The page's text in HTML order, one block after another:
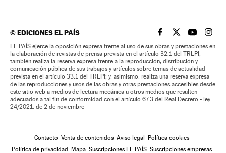
©EDICIONES EL PAÍS EL PAÍS BRASIL EN
EL PAÍSEL PAÍS
EL
EL PAÍS ejerce la oposición expresa frente al uso de sus obras y prestaciones en
la elaboración de revistas de prensa prevista en el artículo 32.1 del TRLPI;
también realiza la reserva expresa frente a la reproducción, distribución y
comunicación pública de sus trabajos y artículos sobre temas de actualidad
prevista en el artículo 33.1 del TRLPI; y, asimismo, realiza una reserva expresa
de las reproducciones y usos de las obras y otras prestaciones accesibles desde
este sitio web a medios de lectura mecánica u otros medios que resulten
adecuados a tal fin de conformidad con el artículo 67.3 del Real Decreto - ley
24/2021, de 2 de noviembre
Contacto Venta de contenidos Aviso legal Política cookies
Política de privacidad Mapa Suscripciones EL PAÍS Suscripciones empresas